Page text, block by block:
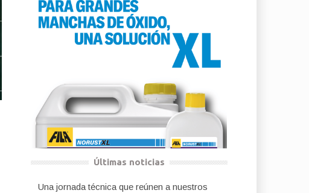
Últimas noticias
Una jornada técnica que reúnen a nuestros